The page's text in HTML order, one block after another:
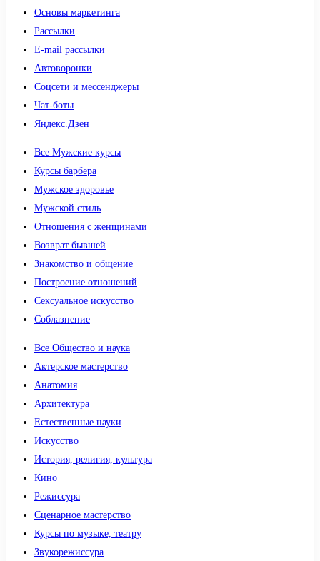
Основы маркетинга
Рассылки
E-mail рассылки
Автоворонки
Соцсети и мессенджеры
Чат-боты
Яндекс.Дзен
Все Мужские курсы
Курсы барбера
Мужское здоровье
Мужской стиль
Отношения с женщинами
Возврат бывшей
Знакомство и общение
Построение отношений
Сексуальное искусство
Соблазнение
Все Общество и наука
Актерское мастерство
Анатомия
Архитектура
Естественные науки
Искусство
История, религия, культура
Кино
Режиссура
Сценарное мастерство
Курсы по музыке, театру
Звукорежиссура